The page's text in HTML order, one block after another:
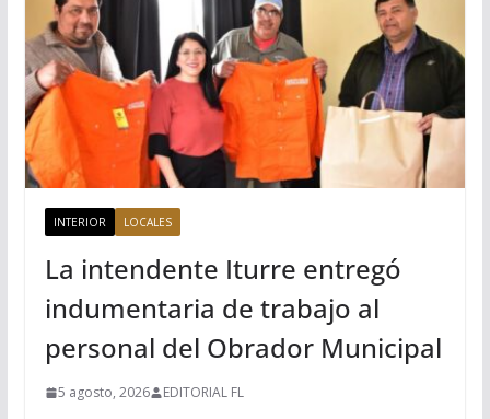
INTERIOR LOCALES
La intendente Iturre entregó
indumentaria de trabajo al
personal del Obrador Municipal
5 agosto, 2026 EDITORIAL FL